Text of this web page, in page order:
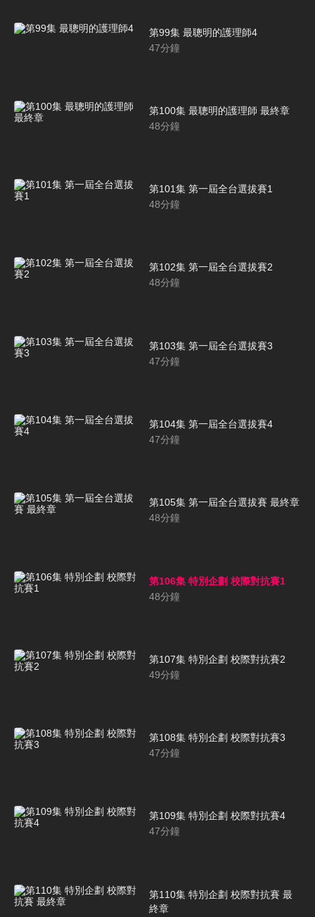
第99集 最聰明的護理師4
47分鐘
第100集 最聰明的護理師 最終章
48分鐘
第101集 第一屆全台選拔賽1
48分鐘
第102集 第一屆全台選拔賽2
48分鐘
第103集 第一屆全台選拔賽3
47分鐘
第104集 第一屆全台選拔賽4
47分鐘
第105集 第一屆全台選拔賽 最終章
48分鐘
第106集 特別企劃 校際對抗賽1
48分鐘
第107集 特別企劃 校際對抗賽2
49分鐘
第108集 特別企劃 校際對抗賽3
47分鐘
第109集 特別企劃 校際對抗賽4
47分鐘
第110集 特別企劃 校際對抗賽 最
終章